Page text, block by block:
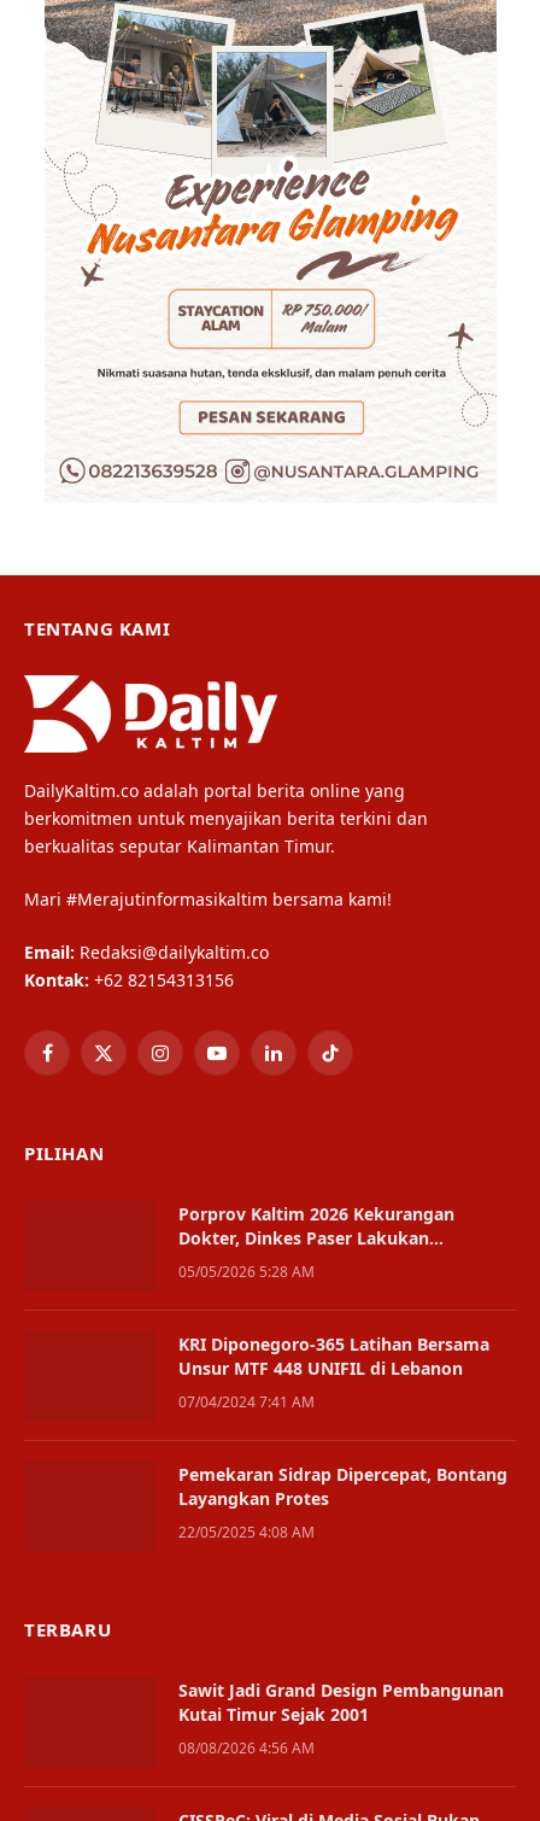
TENTANG KAMI
DailyKaltim.co adalah portal berita online yang
berkomitmen untuk menyajikan berita terkini dan
berkualitas seputar Kalimantan Timur.
Mari #Merajutinformasikaltim bersama kami!
Email: Redaksi@dailykaltim.co
Kontak: +62 82154313156
Facebook
X
InstagramYouTubeLinkedInTikTok
PILIHAN
Porprov Kaltim 2026 Kekurangan
Dokter, Dinkes Paser Lakukan
Pemetaan
05/05/2026 5:28 AM
KRI Diponegoro-365 Latihan Bersama
Unsur MTF 448 UNIFIL di Lebanon
07/04/2024 7:41 AM
Pemekaran Sidrap Dipercepat, Bontang
Layangkan Protes
22/05/2025 4:08 AM
TERBARU
Sawit Jadi Grand Design Pembangunan
Kutai Timur Sejak 2001
08/08/2026 4:56 AM